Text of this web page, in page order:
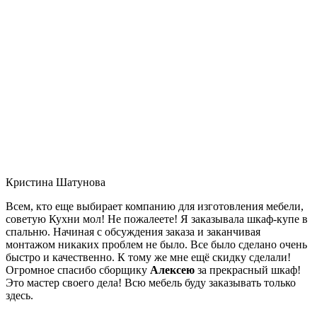
Кристина Шатунова
Всем, кто еще выбирает компанию для изготовления мебели,
советую Кухни мол! Не пожалеете! Я заказывала шкаф-купе в
спальню. Начиная с обсуждения заказа и заканчивая
монтажом никаких проблем не было. Все было сделано очень
быстро и качественно. К тому же мне ещё скидку сделали!
Огромное спасибо сборщику Алексею за прекрасный шкаф!
Это мастер своего дела! Всю мебель буду заказывать только
здесь.